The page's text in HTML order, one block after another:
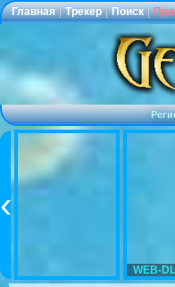
Главная | Трекер | Поиск |
WEB-